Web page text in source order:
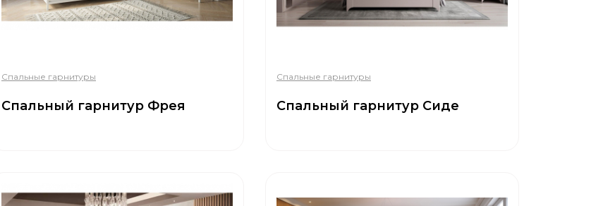
Спальные гарнитуры
Спальный гарнитур Фрея
Спальные гарнитуры
Спальный гарнитур Сиде